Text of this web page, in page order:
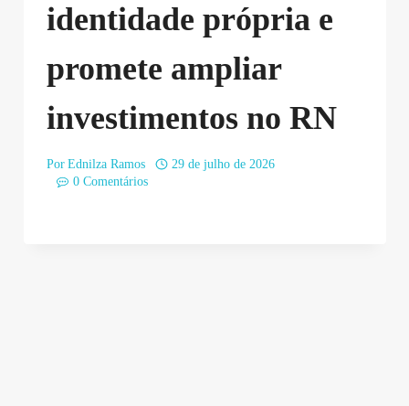
identidade própria e
promete ampliar
investimentos no RN
Por Ednilza Ramos
29 de julho de 2026
0 Comentários